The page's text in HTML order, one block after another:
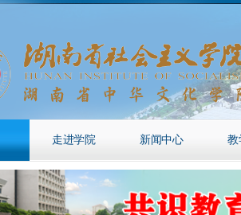
走进学院 新闻中心 教